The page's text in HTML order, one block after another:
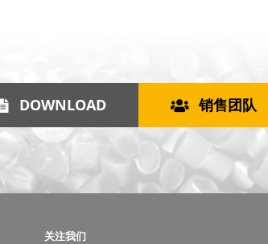
DOWNLOAD 销售团队
关注我们